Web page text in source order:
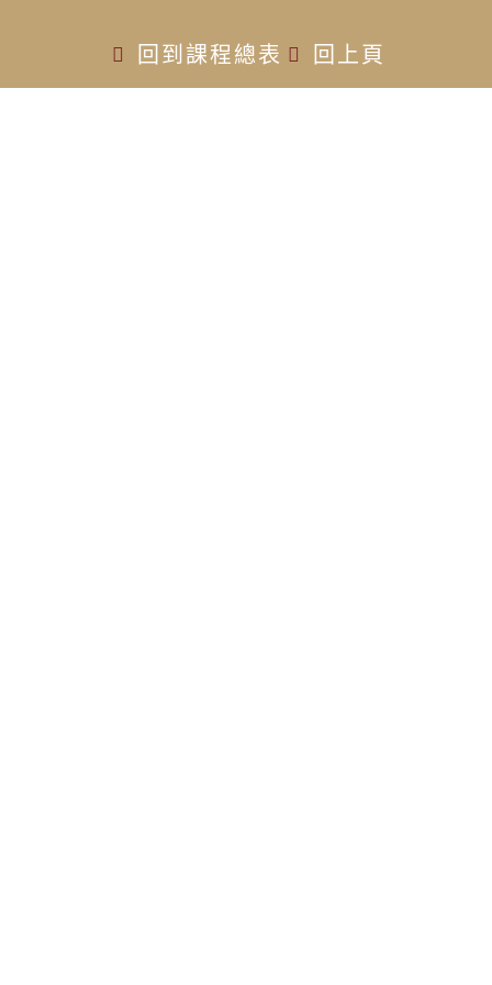
回到課程總表 回上頁